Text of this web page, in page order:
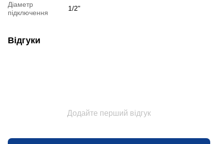
Діаметр
підключення
1/2"
Відгуки
Додайте перший відгук